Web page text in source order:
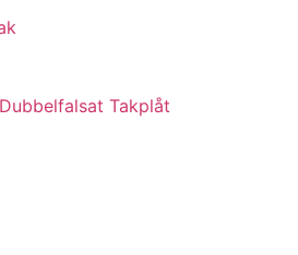
Takplåt